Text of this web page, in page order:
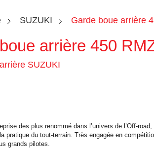
SUZUKI Garde boue arrière
arrière 450
SUZUKI
des plus renommé dans l’univers de l’Off-
pratique du tout-terrain. Très engagée en
grands pilotes.